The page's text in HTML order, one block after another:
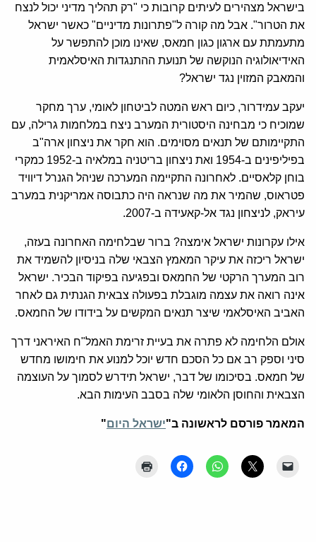
בישראל מצהירים לעיתים קרובות כי "רק תהליך מדיני יכול לנצח
את הטרור". אבל מה קורה ל"פתרונות מדיניים" כאשר ישראל
מתעמתת עם ארגון כגון חמאס, שאינו מוכן להתפשר על
האידיאולוגיה הנוקשה של תנועת ההתנגדות האיסלאמית
והמאבק המזוין נגד ישראל?
יעקב עמידרור, כיום ראש המטה לביטחון לאומי, ערך מחקר
שמוכיח כי מבחינה היסטורית המערב ניצח במלחמות גרילה, עם
התקיימותם של תנאים מסוימים. הוא חקר את ניצחון ארה"ב
בפיליפינים ב-1954 ואת ניצחון בריטניה במלאיה ב-1952 כמקרי
בוחן קלאסיים. לאחרונה התקיימה המערכה שניהל הגנרל דיוויד
פטראוס, שהמיר את מה שנראה היה כתבוסה אמריקנית במערב
עיראק, לניצחון נגד אל-קאעידה ב-2007.
אילו עקרונות ישראל אימצה? ברור שבלחימה האחרונה בעזה,
ישראל ריכזה את עיקר המאמץ הצבאי שלה בניסיון להשמיד את
רוב המערך הרקטי של החמאס ובפגיעה בפיקוד הבכיר. ישראל
אינה רואה את עצמה מוגבלת בפעולה צבאית הגנתית גם לאחר
האביב האיסלאמי שיצר תנאים המקשים על בידודו של החמאס.
אולם הלחימה לא פתרה את בעיית זרימת האמל"ח האיראני דרך
סיני וספק רב אם כל הסכם חדש יוכל למנוע את חימושו מחדש
של חמאס. בסיכומו של דבר, ישראל תידרש לסמוך על העוצמה
הצבאית והחוסן הלאומי שלה בסבב העימות הבא.
המאמר פורסם לראשונה ב"ישראל היום"